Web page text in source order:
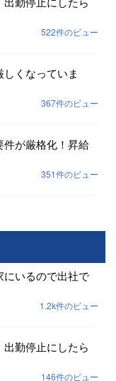
522件のビュー
くなっていま
367件のビュー
件が厳格化！昇給
351件のビュー
いるので出社で
1.2k件のビュー
勤停止にしたら
146件のビュー